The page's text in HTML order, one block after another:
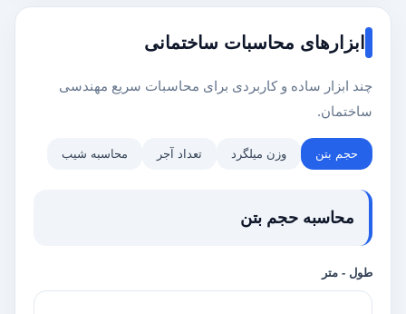
ابزارهای محاسبات ساختمانی
چند ابزار ساده و کاربردی برای محاسبات سریع مهندسی
ساختمان.
حجم بتن وزن میلگرد تعداد آجر محاسبه شیب
محاسبه حجم بتن
طول - متر